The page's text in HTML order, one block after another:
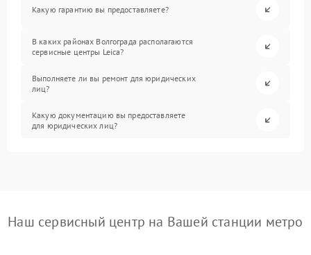
Какую гарантию вы предоставляете?
В каких районах Волгограда располагаются
сервисные центры Leica?
Выполняете ли вы ремонт для юридических
лиц?
Какую документацию вы предоставляете
для юридических лиц?
Наш сервисный центр на Вашей станции метро